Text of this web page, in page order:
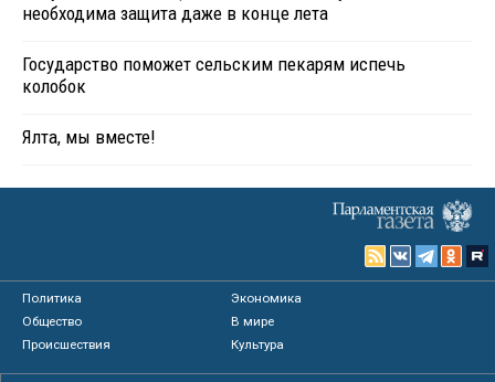
необходима защита даже в конце лета
Государство поможет сельским пекарям испечь
колобок
Ялта, мы вместе!
Политика
Экономика
Общество
В мире
Происшествия
Культура